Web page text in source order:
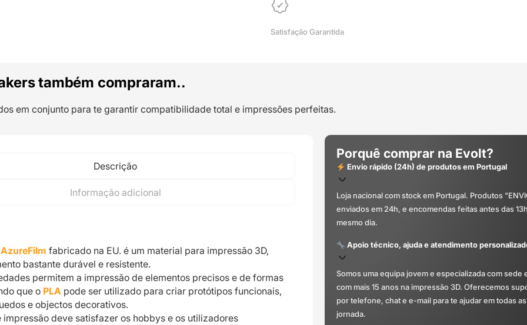
Satisfação Garantida
também compraram..
em conjunto para te garantir compatibilidade total e impressões perfeitas.
Descrição
Informação adicional
fabricado na EU. é um material para impressão 3D,
bastante durável e resistente.
permitem a impressão de elementos precisos e de formas
que o PLA pode ser utilizado para criar protótipos funcionais,
e objectos decorativos.
deve satisfazer os hobbys e os utilizadores
Porquê comprar na Evolt?
Envio rápido (24h) de produtos em Portugal
Loja nacional com stock em Portugal. Produtos
enviados em 24h, e encomendas feitas antes das
mesmo dia.
Apoio técnico, ajuda e atendimento
Somos uma equipa jovem e especializada com sede
com mais 15 anos na impressão 3D. Oferecemos
por telefone, chat e e-mail para te ajudar em todas
jornada.